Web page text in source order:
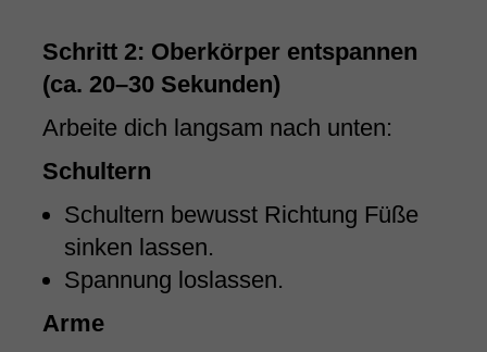
Schritt 2: Oberkörper entspannen
(ca. 20–30 Sekunden)
Arbeite dich langsam nach unten:
Schultern
Schultern bewusst Richtung Füße
sinken lassen.
Spannung loslassen.
Arme